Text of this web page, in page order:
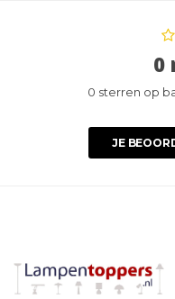
0
0 sterren op
JE